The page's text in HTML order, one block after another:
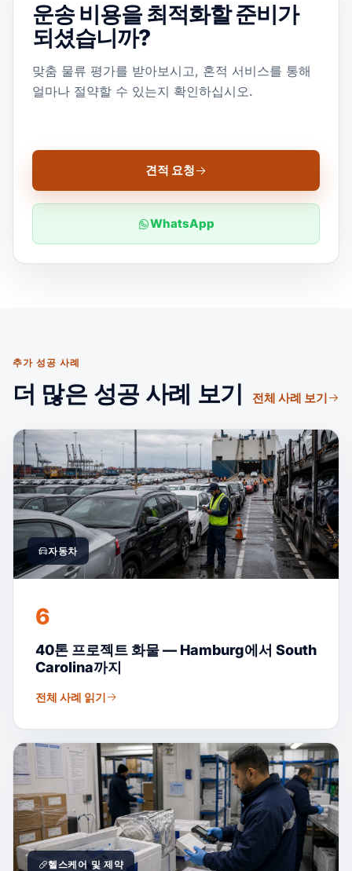
운송 비용을 최적화할 준비가
되셨습니까?
맞춤 물류 평가를 받아보시고, 혼적 서비스를 통해
얼마나 절약할 수 있는지 확인하십시오.
견적 요청
WhatsApp
추가 성공 사례
더 많은 성공 사례 보기 전체 사례 보기
자동차
6
40톤 프로젝트 화물 — Hamburg에서 South
Carolina까지
전체 사례 읽기
헬스케어 및 제약